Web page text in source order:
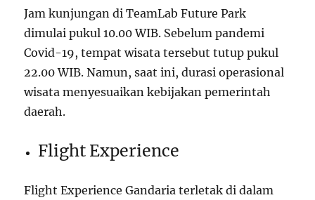
Jam kunjungan di TeamLab Future Park
dimulai pukul 10.00 WIB. Sebelum pandemi
Covid-19, tempat wisata tersebut tutup pukul
22.00 WIB. Namun, saat ini, durasi operasional
wisata menyesuaikan kebijakan pemerintah
daerah.
Flight Experience
Flight Experience Gandaria terletak di dalam